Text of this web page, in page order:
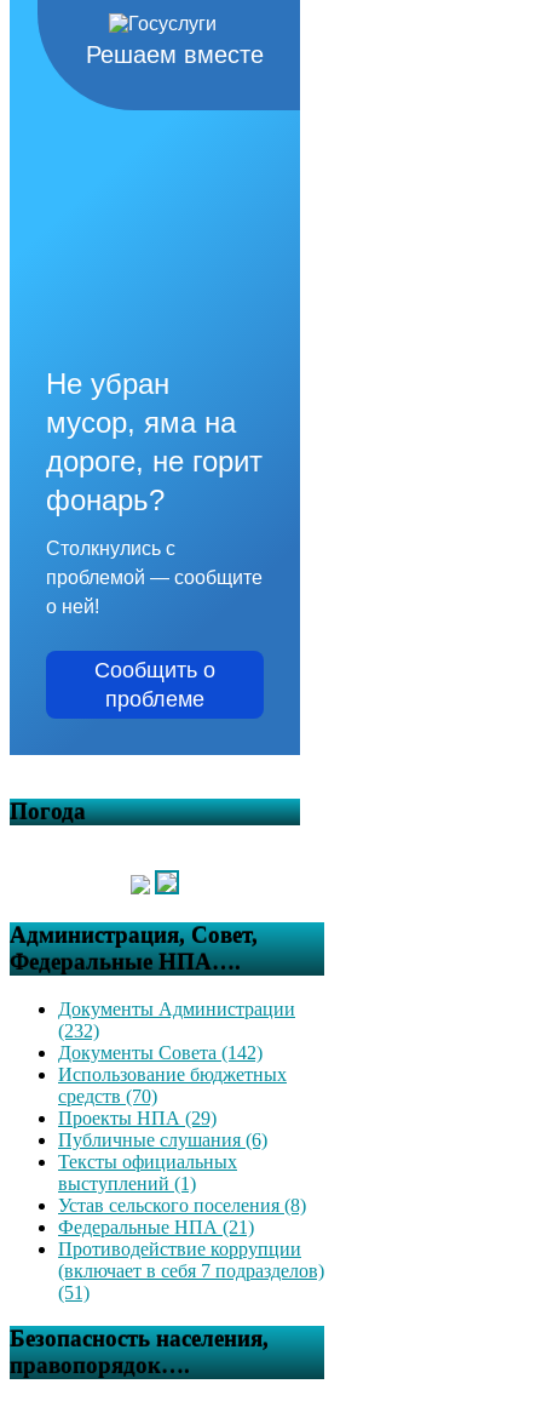
Решаем вместе
Не убран
мусор, яма на
дороге, не горит
фонарь?
Столкнулись с
проблемой — сообщите
о ней!
Сообщить о
проблеме
Погода
Администрация, Совет,
Федеральные НПА….
Документы Администрации
(232)
Документы Совета (142)
Использование бюджетных
средств (70)
Проекты НПА (29)
Публичные слушания (6)
Тексты официальных
выступлений (1)
Устав сельского поселения (8)
Федеральные НПА (21)
Противодействие коррупции
(включает в себя 7 подразделов)
(51)
Безопасность населения,
правопорядок….